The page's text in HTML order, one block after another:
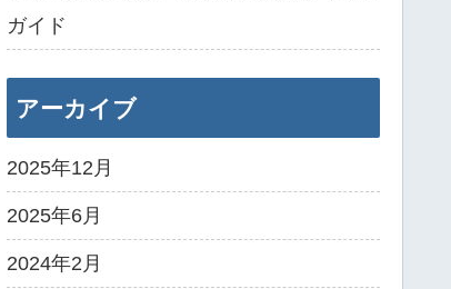
ガイド
アーカイブ
2025年12月
2025年6月
2024年2月